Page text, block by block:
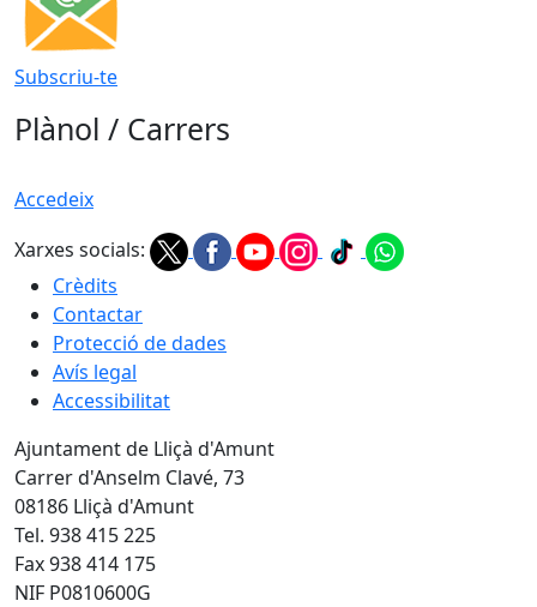
Subscriu-te
Plànol / Carrers
Accedeix
Xarxes socials:
Crèdits
Contactar
Protecció de dades
Avís legal
Accessibilitat
Ajuntament de Lliçà d'Amunt
Carrer d'Anselm Clavé, 73
08186 Lliçà d'Amunt
Tel. 938 415 225
Fax 938 414 175
NIF P0810600G